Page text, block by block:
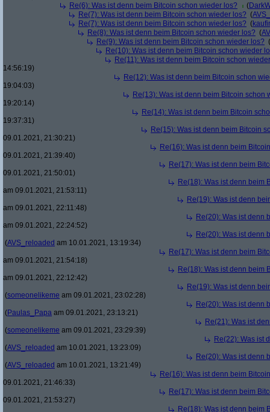
Re(6): Was ist denn beim Bitcoin schon wieder los?
(
Re(7): Was ist denn beim Bitcoin schon wieder los? (
Re(7): Was ist denn beim Bitcoin schon wieder los? (
Re(8): Was ist denn beim Bitcoin schon wieder los? (
Re(9): Was ist denn beim Bitcoin schon wieder los? (
Re(10): Was ist denn beim Bitcoin schon wieder
Re(11): Was ist denn beim Bitcoin schon
14:56:19)
Re(12): Was ist denn beim Bitcoin schon
19:04:03)
Re(13): Was ist denn beim Bitcoin schon
19:20:14)
Re(14): Was ist denn beim Bitcoin
19:37:31)
Re(15): Was ist denn beim Bitcoin
09.01.2021, 21:30:21)
Re(16): Was ist denn beim
09.01.2021, 21:39:40)
Re(17): Was ist denn beim
09.01.2021, 21:50:01)
Re(18): Was ist denn beim
am 09.01.2021, 21:53:11)
Re(19): Was ist denn
am 09.01.2021, 22:11:48)
Re(20): Was ist denn
am 09.01.2021, 22:24:52)
Re(20): Was ist denn
(AVS_reloaded am 10.01.2021, 13:19:34)
Re(17): Was ist denn beim
am 09.01.2021, 21:54:18)
Re(18): Was ist denn beim
am 09.01.2021, 22:12:42)
Re(19): Was ist denn
(someonelikeme am 09.01.2021, 23:02:28)
Re(20): Was ist denn
(Paulas_Papa am 09.01.2021, 23:13:21)
Re(21): Was ist
(someonelikeme am 09.01.2021, 23:29:39)
Re(22): Was ist
(AVS_reloaded am 10.01.2021, 13:23:09)
Re(20): Was ist denn
(AVS_reloaded am 10.01.2021, 13:21:49)
Re(16): Was ist denn beim
09.01.2021, 21:46:33)
Re(17): Was ist denn beim
09.01.2021, 21:53:27)
Re(18): Was ist denn beim